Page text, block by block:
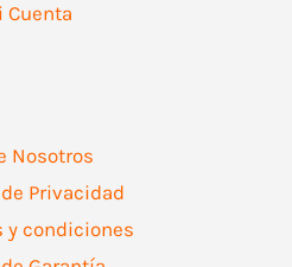
Cuenta
Nosotros
Privacidad
y condiciones